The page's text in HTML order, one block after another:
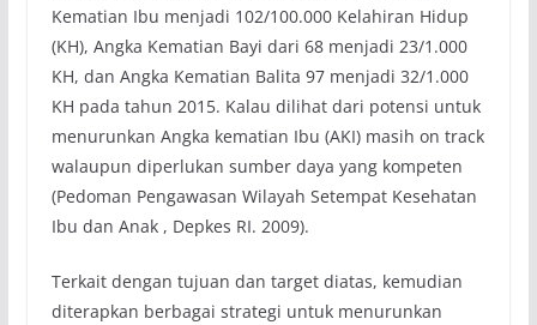
Kematian Ibu menjadi 102/100.000 Kelahiran Hidup
(KH), Angka Kematian Bayi dari 68 menjadi 23/1.000
KH, dan Angka Kematian Balita 97 menjadi 32/1.000
KH pada tahun 2015. Kalau dilihat dari potensi untuk
menurunkan Angka kematian Ibu (AKI) masih on track
walaupun diperlukan sumber daya yang kompeten
(Pedoman Pengawasan Wilayah Setempat Kesehatan
Ibu dan Anak , Depkes RI. 2009).
Terkait dengan tujuan dan target diatas, kemudian
diterapkan berbagai strategi untuk menurunkan